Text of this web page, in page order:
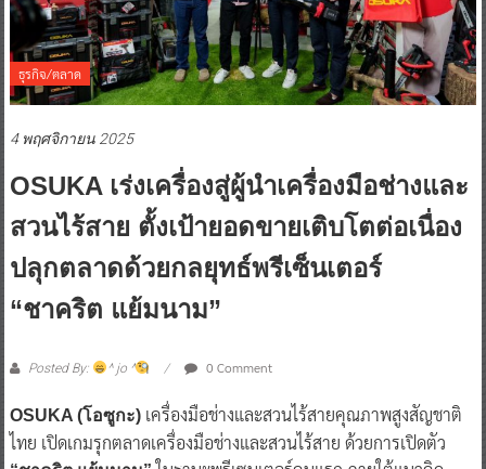
ธุรกิจ/ตลาด
4 พฤศจิกายน 2025
OSUKA เร่งเครื่องสู่ผู้นำเครื่องมือช่างและ
สวนไร้สาย ตั้งเป้ายอดขายเติบโตต่อเนื่อง
ปลุกตลาดด้วยกลยุทธ์พรีเซ็นเตอร์
“ชาคริต แย้มนาม”
Posted By: ^ jo ^ 0 Comment
OSUKA (โอซูกะ) เครื่องมือช่างและสวนไร้สายคุณภาพสูงสัญชาติ
ไทย เปิดเกมรุกตลาดเครื่องมือช่างและสวนไร้สาย ด้วยการเปิดตัว